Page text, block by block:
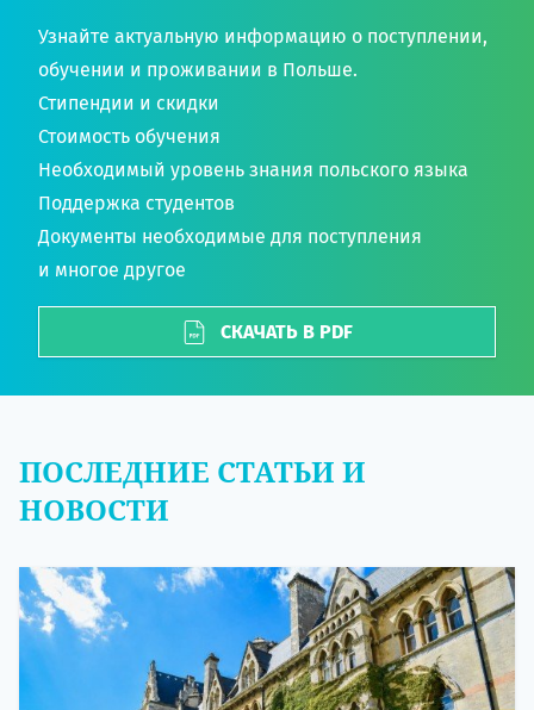
Узнайте актуальную информацию о поступлении,
обучении и проживании в Польше.
Стипендии и скидки
Стоимость обучения
Необходимый уровень знания польского языка
Поддержка студентов
Документы необходимые для поступления
и многое другое
СКАЧАТЬ В PDF
ПОСЛЕДНИЕ СТАТЬИ И
НОВОСТИ